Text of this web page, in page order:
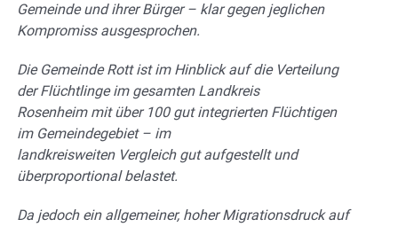
Gemeinde und ihrer Bürger – klar gegen jeglichen
Kompromiss ausgesprochen.
Die GemeindeRott ist im Hinblick auf die Verteilung
der Flüchtlinge im gesamten Landkreis
Rosenheim mit über 100 gut integrierten Flüchtigen
im Gemeindegebiet – im
landkreisweiten Vergleich gut aufgestellt und
überproportional belastet.
Da jedoch ein allgemeiner, hoher Migrationsdruck auf